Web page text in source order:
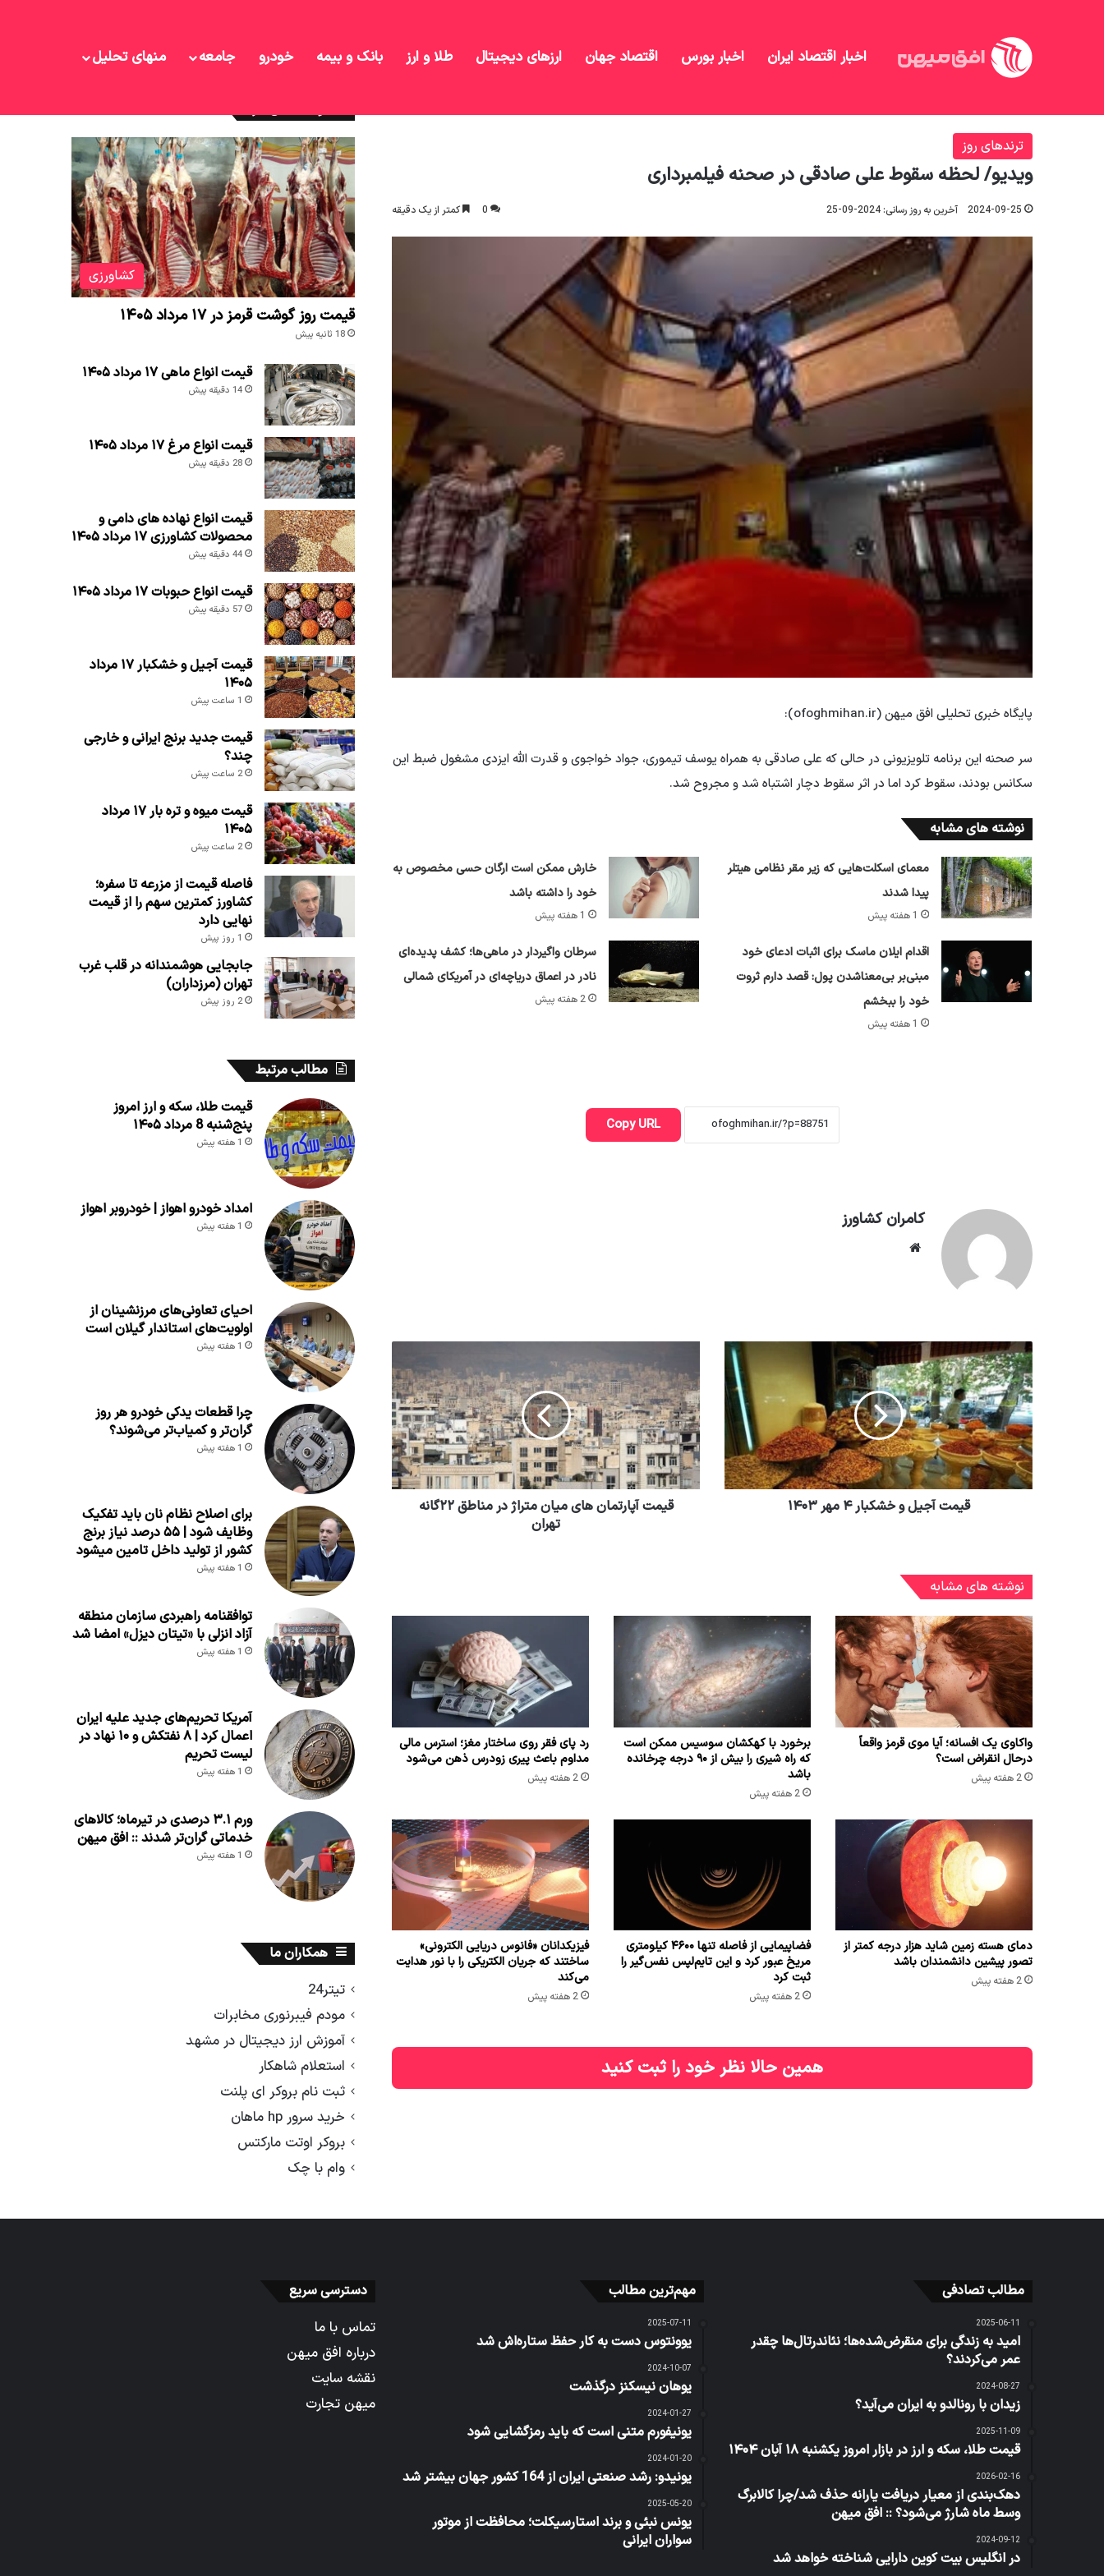
اخبار اقتصاد ایران اخبار بورس اقتصاد جهان ارزهای دیجیتال طلا و ارز بانک و بیمه خودرو جامعه منهای تحلیل
ترندهای روز
ویدیو/ لحظه سقوط علی صادقی در صحنه فیلمبرداری
2024-09-25 آخرین به روز رسانی: 2024-09-25 0 کمتر از یک دقیقه
پایگاه خبری تحلیلی افق میهن (ofoghmihan.ir):
سر صحنه این برنامه تلویزیونی در حالی که علی صادقی به همراه یوسف تیموری، جواد خواجوی و قدرت الله ایزدی مشغول ضبط این
سکانس بودند، سقوط کرد اما در اثر سقوط دچار اشتباه شد و مجروح شد.
نوشته های مشابه
معمای اسکلت‌هایی که زیر مقر نظامی هیتلر
پیدا شدند
1 هفته پیش
خارش ممکن است ارگان حسی مخصوص به
خود را داشته باشد
1 هفته پیش
اقدام ایلان ماسک برای اثبات ادعای خود
مبنی‌بر بی‌معناشدن پول: قصد دارم ثروت
خود را ببخشم
1 هفته پیش
سرطان واگیردار در ماهی‌ها؛ کشف پدیده‌ای
نادر در اعماق دریاچه‌ای در آمریکای شمالی
2 هفته پیش
Copy URL
کامران کشاورز
قیمت آجیل و خشکبار ۴ مهر ۱۴۰۳
قیمت آپارتمان های میان متراژ در مناطق ۲۲گانه
تهران
نوشته های مشابه
واکاوی یک افسانه؛ آیا موی قرمز واقعاً
درحال انقراض است؟
2 هفته پیش
برخورد با کهکشان سوسیس ممکن است
که راه شیری را بیش از ۹۰ درجه چرخانده
باشد
2 هفته پیش
رد پای فقر روی ساختار مغز؛ استرس مالی
مداوم باعث پیری زودرس ذهن می‌شود
2 هفته پیش
دمای هسته زمین شاید هزار درجه کمتر از
تصور پیشین دانشمندان باشد
2 هفته پیش
فضاپیمایی از فاصله تنها ۴۶۰۰ کیلومتری
مریخ عبور کرد و این تایم‌لپس نفس‌گیر را
ثبت کرد
2 هفته پیش
فیزیکدانان «فانوس دریایی الکترونی»
ساختند که جریان الکتریکی را با نور هدایت
می‌کند
2 هفته پیش
همین حالا نظر خود را ثبت کنید
کشاورزی
قیمت روز گوشت قرمز در ۱۷ مرداد ۱۴۰۵
18 ثانیه پیش
قیمت انواع ماهی ۱۷ مرداد ۱۴۰۵
14 دقیقه پیش
قیمت انواع مرغ ۱۷ مرداد ۱۴۰۵
28 دقیقه پیش
قیمت انواع نهاده های دامی و
محصولات کشاورزی ۱۷ مرداد ۱۴۰۵
44 دقیقه پیش
قیمت انواع حبوبات ۱۷ مرداد ۱۴۰۵
57 دقیقه پیش
قیمت آجیل و خشکبار ۱۷ مرداد
۱۴۰۵
1 ساعت پیش
قیمت جدید برنج ایرانی و خارجی
چند؟
2 ساعت پیش
قیمت میوه و تره بار ۱۷ مرداد
۱۴۰۵
2 ساعت پیش
فاصله قیمت از مزرعه تا سفره؛
کشاورز کمترین سهم را از قیمت
نهایی دارد
1 روز پیش
جابجایی هوشمندانه در قلب غرب
تهران (مرزداران)
2 روز پیش
مطالب مرتبط
قیمت طلا، سکه و ارز امروز
پنج‌شنبه 8 مرداد ۱۴۰۵
1 هفته پیش
امداد خودرو اهواز | خودروبر اهواز
1 هفته پیش
احیای تعاونی‌های مرزنشینان از
اولویت‌های استاندار گیلان است
1 هفته پیش
چرا قطعات یدکی خودرو هر روز
گران‌تر و کمیاب‌تر می‌شوند؟
1 هفته پیش
برای اصلاح نظام نان باید تفکیک
وظایف شود | ۵۵ درصد نیاز برنج
کشور از تولید داخل تامین میشود
1 هفته پیش
توافقنامه راهبردی سازمان منطقه
آزاد انزلی با «تیتان دیزل» امضا شد
1 هفته پیش
آمریکا تحریم‌های جدید علیه ایران
اعمال کرد | ۸ نفتکش و ۱۰ نهاد در
لیست تحریم
1 هفته پیش
ورم ۳.۱ درصدی در تیرماه؛ کالاهای
خدماتی گران‌تر شدند :: افق میهن
1 هفته پیش
همکاران ما
تیتر24
مودم فیبرنوری مخابرات
آموزش ارز دیجیتال در مشهد
استعلام شاهکار
ثبت نام بروکر ای پلنت
خرید سرور hp ماهان
بروکر اوتت مارکتس
وام با چک
مطالب تصادفی
2025-06-11
امید به زندگی برای منقرض‌شده‌ها؛ نئاندرتال‌ها چقدر
عمر می‌کردند؟
2024-08-27
زیدان با رونالدو به ایران می‌آید؟
2025-11-09
قیمت طلا، سکه و ارز در بازار امروز یکشنبه ۱۸ آبان ۱۴۰۴
2026-02-16
دهک‌بندی از معیار دریافت یارانه حذف شد/چرا کالابرگ
وسط ماه شارژ می‌شود؟ :: افق میهن
2024-09-12
در انگلیس بیت کوین دارایی شناخته خواهد شد
مهم‌ترین مطالب
2025-07-11
یوونتوس دست به کار حفظ ستاره‌اش شد
2024-10-07
یوهان نیسکنز درگذشت
2024-01-27
یونیفورم متنی است که باید رمزگشایی شود
2024-01-20
یونیدو: رشد صنعتی ایران از 164 کشور جهان بیشتر شد
2025-05-20
یونس نبئی و برند استارسیکلت؛ محافظت از موتور
سواران ایرانی
دسترسی سریع
تماس با ما
درباره افق میهن
نقشه سایت
میهن تجارت